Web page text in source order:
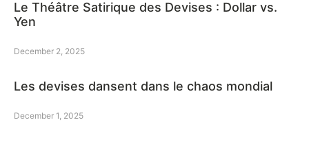
Le Théâtre Satirique des Devises : Dollar vs.
Yen
December 2, 2025
Les devises dansent dans le chaos mondial
December 1, 2025